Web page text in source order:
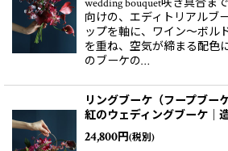
wedding bouquet咲き具合ま
向けの、エディトリアルブ
ップを軸に、ワイン〜ボル
を重ね、空気が締まる配色
のブーケの…
リングブーケ（フープブー
紅のウェディングブーケ｜
24,800円(税別)